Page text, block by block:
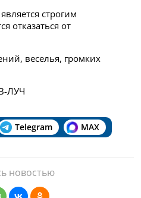
строгим
отказаться от
веселья, громких
ЛУЧ
Telegram MAX
новостью